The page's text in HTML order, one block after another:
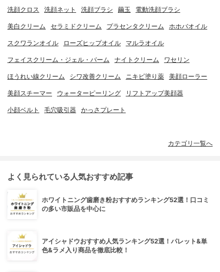
洗顔クロス 洗顔ネット 洗顔ブラシ 繭玉 電動洗顔ブラシ
美白クリーム セラミドクリーム プラセンタクリーム ホホバオイル
スクワランオイル ローズヒップオイル マルラオイル
フェイスクリーム・ジェル・バーム ナイトクリーム ワセリン
ほうれい線クリーム シワ改善クリーム ニキビ塗り薬 美顔ローラー
美顔スチーマー ウォーターピーリング リフトアップ美顔器
小顔ベルト 毛穴吸引器 かっさプレート
カテゴリ一覧へ
よく見られている人気おすすめ記事
ホワイトニング歯磨き粉おすすめランキング52選！口コミ
の多い市販品を中心に
アイシャドウおすすめ人気ランキング52選！パレット&単
色&ラメ入り商品を徹底比較！